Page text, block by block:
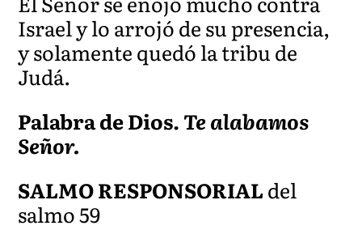
Israel y lo arrojó de su presencia,
y solamente quedó la tribu de
Judá.
Palabra de Dios.Te alabamos
Señor.
SALMO RESPONSORIALdel
salmo 59